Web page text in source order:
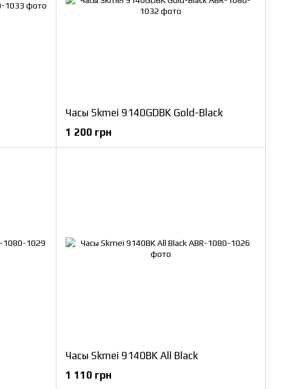
Часы Skmei 9140GDBK Gold-Black
1 200 грн
Часы Skmei 9140BK All Black
1 110 грн